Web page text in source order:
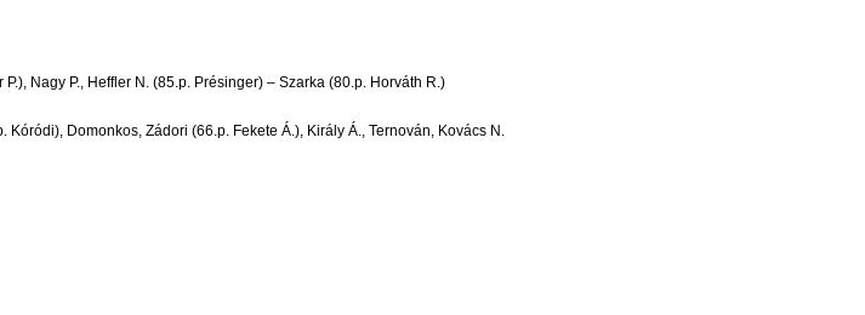
Nagy P., Heffler N. (85.p. Présinger) – Szarka (80.p. Horváth R.)
Domonkos, Zádori (66.p. Fekete Á.), Király Á., Ternován, Kovács N.